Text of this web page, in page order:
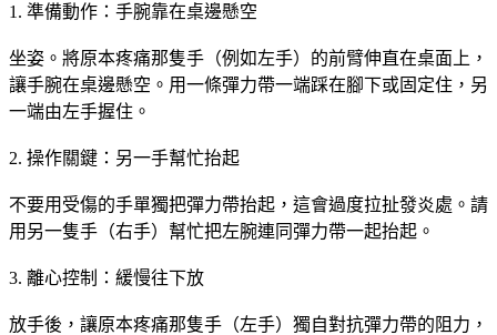
1. 準備動作：手腕靠在桌邊懸空
坐姿。將原本疼痛那隻手（例如左手）的前臂伸直在桌面上，
讓手腕在桌邊懸空。用一條彈力帶一端踩在腳下或固定住，另
一端由左手握住。
2. 操作關鍵：另一手幫忙抬起
不要用受傷的手單獨把彈力帶抬起，這會過度拉扯發炎處。請
用另一隻手（右手）幫忙把左腕連同彈力帶一起抬起。
3. 離心控制：緩慢往下放
放手後，讓原本疼痛那隻手（左手）獨自對抗彈力帶的阻力，